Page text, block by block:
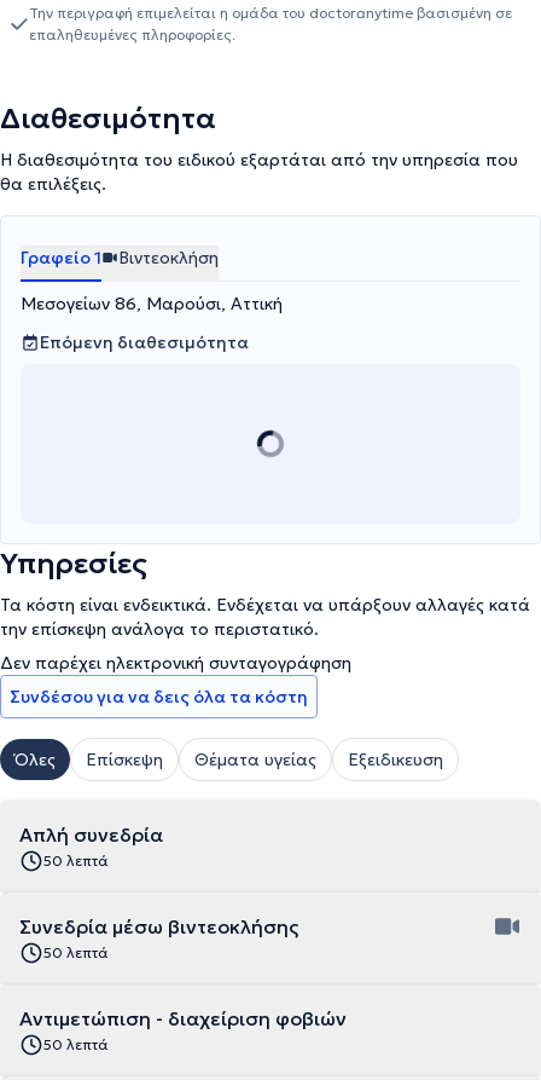
Την περιγραφή επιμελείται η ομάδα του doctoranytime βασισμένη σε
επαληθευμένες πληροφορίες.
Διαθεσιμότητα
Η διαθεσιμότητα του ειδικού εξαρτάται από την υπηρεσία που
θα επιλέξεις.
Γραφείο 1 Βιντεοκλήση
Μεσογείων 86, Μαρούσι, Αττική
Επόμενη διαθεσιμότητα
Υπηρεσίες
Τα κόστη είναι ενδεικτικά. Ενδέχεται να υπάρξουν αλλαγές κατά
την επίσκεψη ανάλογα το περιστατικό.
Δεν παρέχει ηλεκτρονική συνταγογράφηση
Συνδέσου για να δεις όλα τα κόστη
Όλες Επίσκεψη Θέματα υγείας Εξειδικευση
Απλή συνεδρία
50 λεπτά
Συνεδρία μέσω βιντεοκλήσης
50 λεπτά
Αντιμετώπιση - διαχείριση φοβιών
50 λεπτά